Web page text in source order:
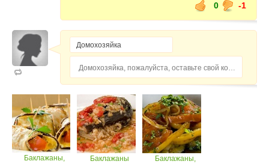
0
-1
Домохозяйка, пожалуйста, оставьте свой комментарий...
Баклажаны,
Баклажаны
Баклажаны,